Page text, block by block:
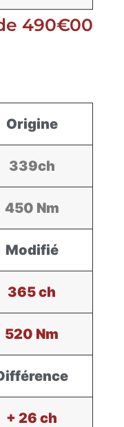
490€00
Origine
339ch
450 Nm
Modifié
365 ch
520 Nm
+ 26 ch